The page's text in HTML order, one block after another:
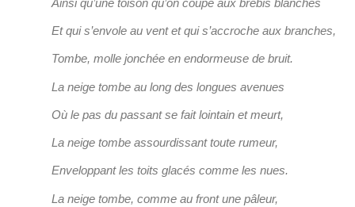
Et qui s’envole au vent et qui s’accroche aux branches,
Tombe, molle jonchée en endormeuse de bruit.
La neige tombe au long des longues avenues
Où le pas du passant se fait lointain et meurt,
La neige tombe assourdissant toute rumeur,
Enveloppant les toits glacés comme les nues.
La neige tombe, comme au front une pâleur,